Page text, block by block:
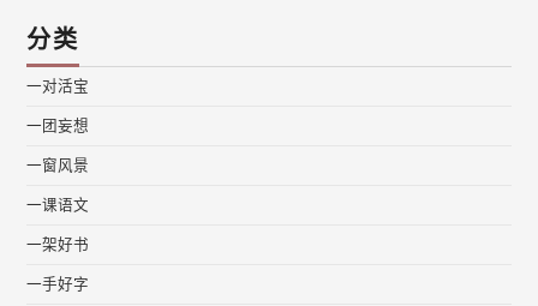
分类
一对活宝
一团妄想
一窗风景
一课语文
一架好书
一手好字